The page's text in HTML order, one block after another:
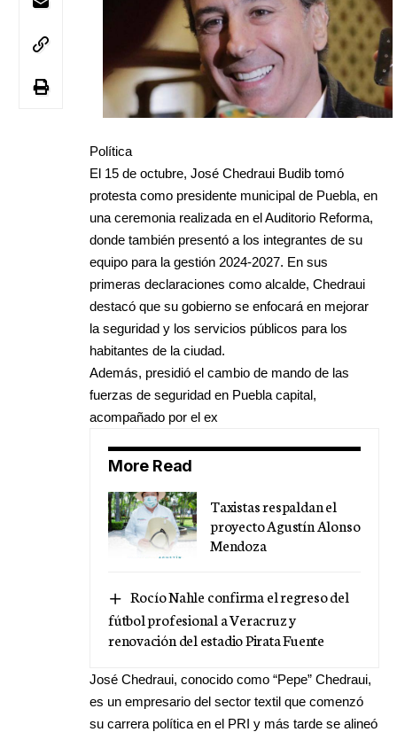
Política
El 15 de octubre, José Chedraui Budib tomó
protesta como presidente municipal de Puebla, en
una ceremonia realizada en el Auditorio Reforma,
donde también presentó a los integrantes de su
equipo para la gestión 2024-2027. En sus
primeras declaraciones como alcalde, Chedraui
destacó que su gobierno se enfocará en mejorar
la seguridad y los servicios públicos para los
habitantes de la ciudad.
Además, presidió el cambio de mando de las
fuerzas de seguridad en Puebla capital,
acompañado por el ex
More Read
Taxistas respaldan el
proyecto Agustín Alonso
Mendoza
Rocío Nahle confirma el regreso del
fútbol profesional a Veracruz y
renovación del estadio Pirata Fuente
José Chedraui, conocido como “Pepe” Chedraui,
es un empresario del sector textil que comenzó
su carrera política en el PRI y más tarde se alineó